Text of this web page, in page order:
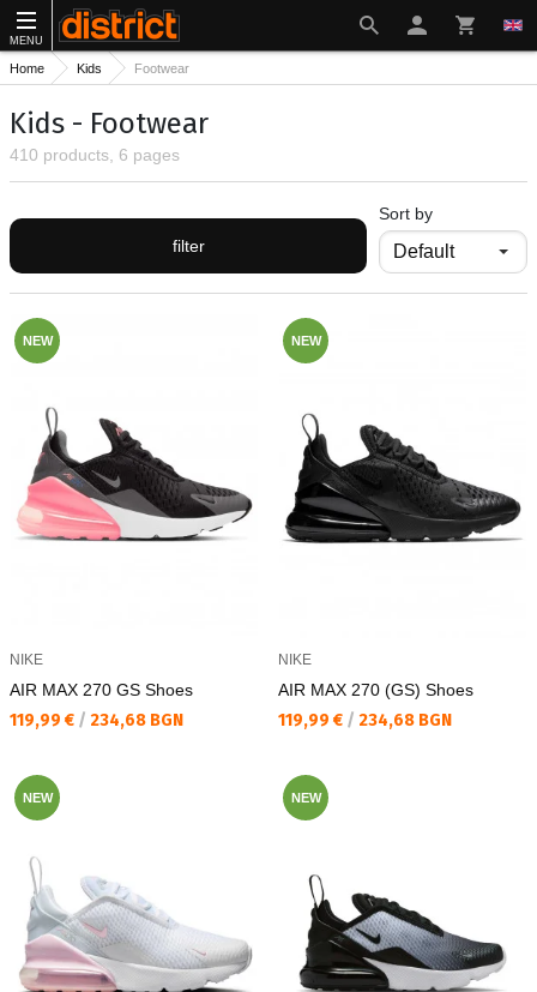
MENU
Home Kids Footwear
Kids - Footwear
410 products, 6 pages
filter
Sort by
NEW
NIKE
AIR MAX 270 GS Shoes
Текуща цена:
119,99 € / 234,68 BGN
NEW
NIKE
AIR MAX 270 (GS) Shoes
Текуща цена:
119,99 € / 234,68 BGN
NEW NEW